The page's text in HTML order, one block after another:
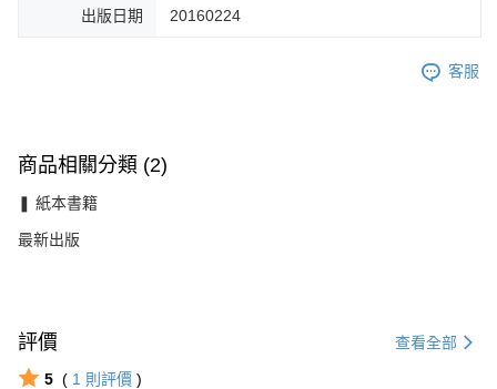
出版日期 20160224
客服
商品相關分類 (2)
❚ 紙本書籍
最新出版
評價 查看全部
5 ( 1 則評價 )